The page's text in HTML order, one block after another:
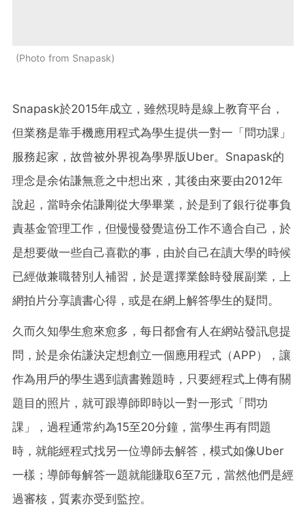
Photo from Snapask
Snapask於2015年成立，雖然現時是線上教育平台，
但業務是靠手機應用程式為學生提供一對一「問功課」
服務起家，故曾被外界視為學界版Uber。 Snapask的
理念是余佑謙無意之中想出來，其後由來要由2012年
說起，當時余佑謙剛從大學畢業，於是到了銀行從事負
責基金管理工作，但慢慢發覺這份工作不適合自己，於
是想要做一些自己喜歡的事，由於自己在讀大學的時候
已經做兼職替別人補習，於是選擇業餘時發展副業，上
網拍片分享讀書心得，或是在網上解答學生的疑問。
久而久知學生愈來愈多，每日都會有人在網站發訊息提
問， 於是余佑謙決定想創立一個應用程式（APP）， 讓
作為用戶的學生遇到讀書難題時，只要經程式上傳有關
題目的照片，就可跟導師即時以一對一形式「問功
課」，過程通常約為15至20分鐘，當學生再有問題
時，就能經程式找另一位導師去解答，模式如像Uber
一樣；導師每解答一題就能賺取6至7元，當然他們是經
過審核，質素亦受到監控。